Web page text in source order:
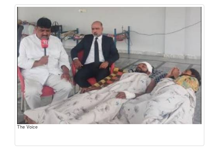
The Voice